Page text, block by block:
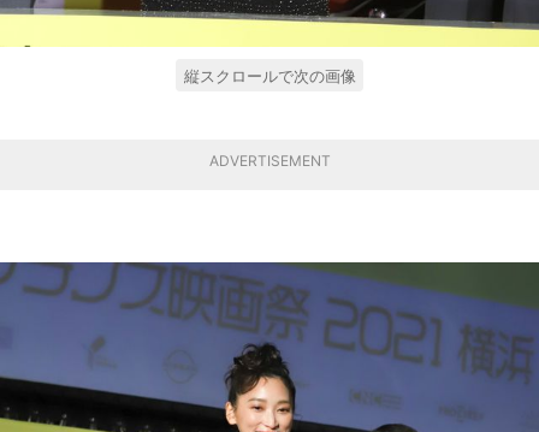
縦スクロールで次の画像
ADVERTISEMENT